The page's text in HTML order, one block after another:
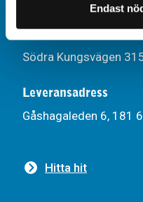
Endast
Besöksadress
Södra Kungsvägen
Leveransadress
Gåshagaleden 6, 181
Hitta hit